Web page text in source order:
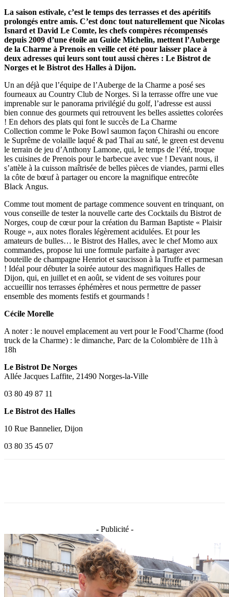
La saison estivale, c’est le temps des terrasses et des apéritifs
prolongés entre amis. C’est donc tout naturellement que Nicolas
Isnard et David Le Comte, les chefs compères récompensés
depuis 2009 d’une étoile au Guide Michelin, mettent l’Auberge
de la Charme à Prenois en veille cet été pour laisser place à
deux adresses qui leurs sont tout aussi chères : Le Bistrot de
Norges et le Bistrot des Halles à Dijon.
Un an déjà que l’équipe de l’Auberge de la Charme a posé ses
fourneaux au Country Club de Norges. Si la terrasse offre une vue
imprenable sur le panorama privilégié du golf, l’adresse est aussi
bien connue des gourmets qui retrouvent les belles assiettes colorées
! En dehors des plats qui font le succès de La Charme
Collection comme le Poke Bowl saumon façon Chirashi ou encore
le Suprême de volaille laqué & pad Thaï au saté, le green est devenu
le terrain de jeu d’Anthony Lamone, qui, le temps de l’été, troque
les cuisines de Prenois pour le barbecue avec vue ! Devant nous, il
s’attèle à la cuisson maîtrisée de belles pièces de viandes, parmi elles
la côte de bœuf à partager ou encore la magnifique entrecôte
Black Angus.
Comme tout moment de partage commence souvent en trinquant, on
vous conseille de tester la nouvelle carte des Cocktails du Bistrot de
Norges, coup de cœur pour la création du Barman Baptiste « Plaisir
Rouge », aux notes florales légèrement acidulées. Et pour les
amateurs de bulles… le Bistrot des Halles, avec le chef Momo aux
commandes, propose lui une formule parfaite à partager avec
bouteille de champagne Henriot et saucisson à la Truffe et parmesan
! Idéal pour débuter la soirée autour des magnifiques Halles de
Dijon, qui, en juillet et en août, se vident de ses voitures pour
accueillir nos terrasses éphémères et nous permettre de passer
ensemble des moments festifs et gourmands !
Cécile Morelle
A noter : le nouvel emplacement au vert pour le Food’Charme (food
truck de la Charme) : le dimanche, Parc de la Colombière de 11h à
18h
Le Bistrot De Norges
Allée Jacques Laffite, 21490 Norges-la-Ville
03 80 49 87 11
Le Bistrot des Halles
10 Rue Bannelier, Dijon
03 80 35 45 07
- Publicité -